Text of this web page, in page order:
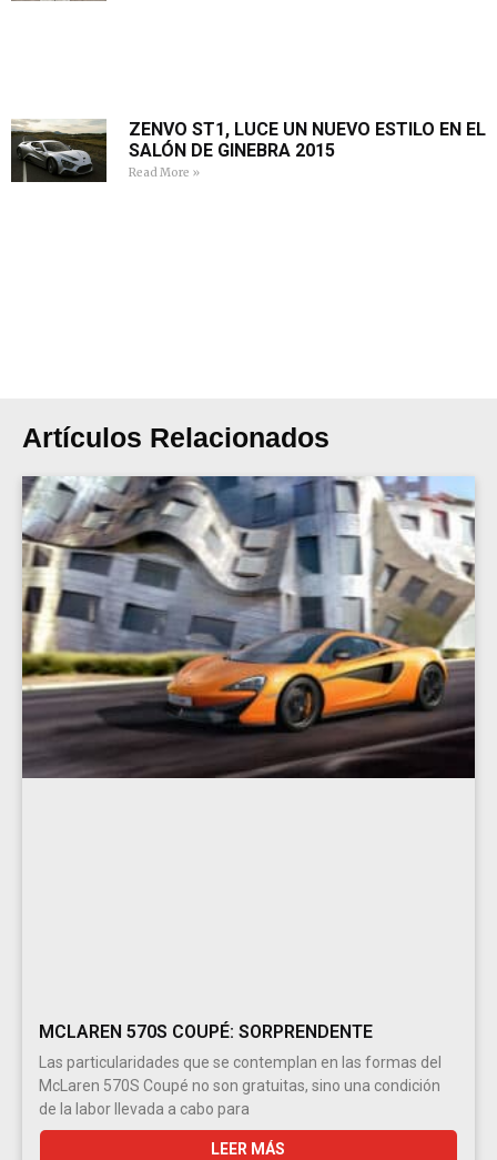
ZENVO ST1, LUCE UN NUEVO ESTILO EN EL
SALÓN DE GINEBRA 2015
Read More »
Artículos Relacionados
MCLAREN 570S COUPÉ: SORPRENDENTE
Las particularidades que se contemplan en las formas del
McLaren 570S Coupé no son gratuitas, sino una condición
de la labor llevada a cabo para
LEER MÁS